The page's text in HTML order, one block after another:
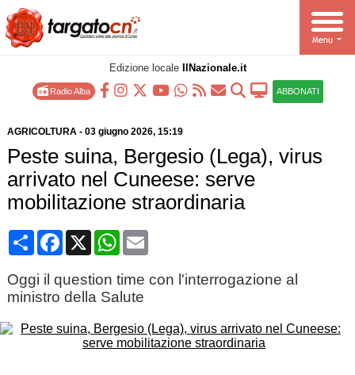
Edizione locale IlNazionale.it
Radio Alba ABBONATI
AGRICOLTURA- 03 giugno 2026, 15:19
Peste suina, Bergesio (Lega), virus
arrivato nel Cuneese: serve
mobilitazione straordinaria
CondividiFacebook
X WhatsApp
Email
Oggi il question time con l'interrogazione al
ministro della Salute